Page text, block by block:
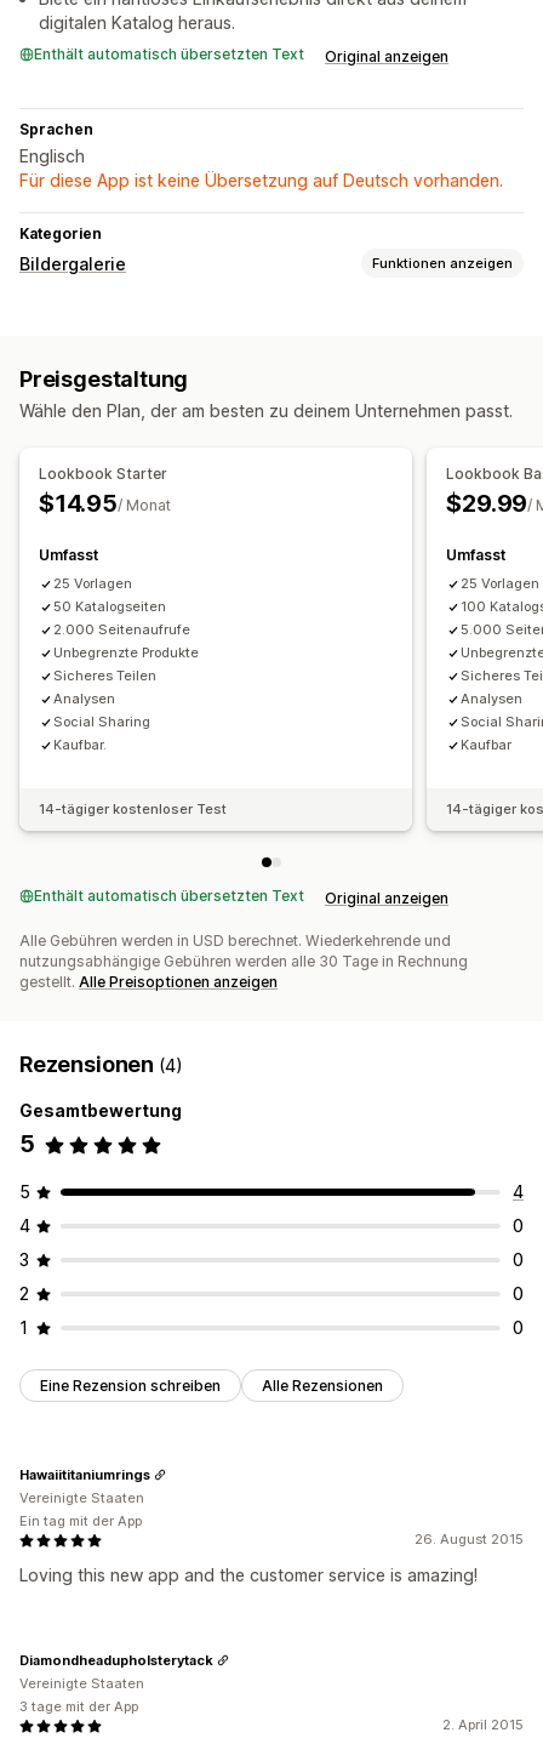
digitalen Katalog heraus.
Enthält automatisch übersetzten Text Original anzeigen
Sprachen
Englisch
Für diese App ist keine Übersetzung auf Deutsch vorhanden.
Kategorien
Bildergalerie Funktionen anzeigen
Anpassung
Preisgestaltung
Wähle den Plan, der am besten zu deinem Unternehmen passt.
Lookbook Starter
$14.95/ Monat
Umfasst
25 Vorlagen
50 Katalogseiten
2.000 Seitenaufrufe
Unbegrenzte Produkte
Sicheres Teilen
Analysen
Social Sharing
Kaufbar.
14-tägiger kostenloser Test
Lookbook
$29.99/
Umfasst
25 Vorlagen
100
5.000
Sicheres
Analysen
Social
Kaufbar
14-tägiger
Enthält automatisch übersetzten Text Original anzeigen
Alle Gebühren werden in USD berechnet. Wiederkehrende und
nutzungsabhängige Gebühren werden alle 30 Tage in Rechnung
gestellt. Alle Preisoptionen anzeigen
Rezensionen (4)
Gesamtbewertung
5
5
4
4
0
3
0
2
0
1
0
Eine Rezension schreiben Alle Rezensionen
26. August 2015
Loving this new app and the customer service is amazing!
Hawaiititaniumrings
Vereinigte Staaten
Ein tag mit der App
2. April 2015
Diamondheadupholsterytack
Vereinigte Staaten
3 tage mit der App